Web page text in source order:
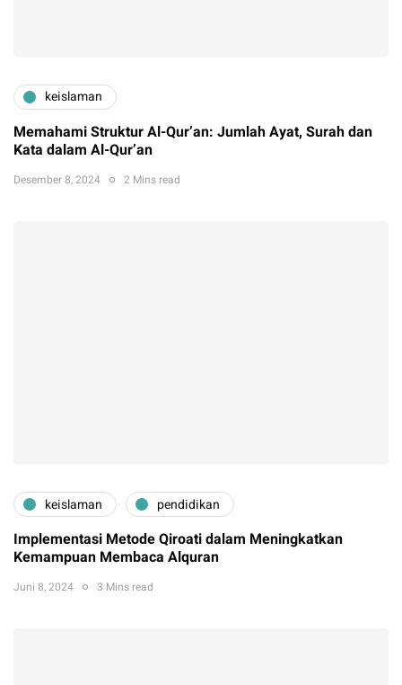
keislaman
Memahami Struktur Al-Qur’an: Jumlah Ayat, Surah dan
Kata dalam Al-Qur’an
Desember 8, 2024 2 Mins read
keislaman pendidikan
Implementasi Metode Qiroati dalam Meningkatkan
Kemampuan Membaca Alquran
Juni 8, 2024 3 Mins read